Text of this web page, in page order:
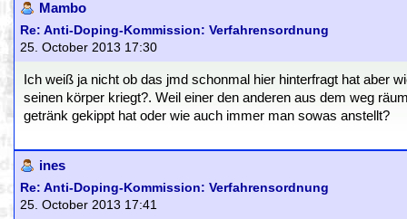
Mambo
Re: Anti-Doping-Kommission: Verfahrensordnung
25. October 2013 17:30
Ich weiß ja nicht ob das jmd schonmal hier hinterfragt hat aber
seinen körper kriegt?. Weil einer den anderen aus dem weg
getränk gekippt hat oder wie auch immer man sowas anstellt?
ines
Re: Anti-Doping-Kommission: Verfahrensordnung
25. October 2013 17:41